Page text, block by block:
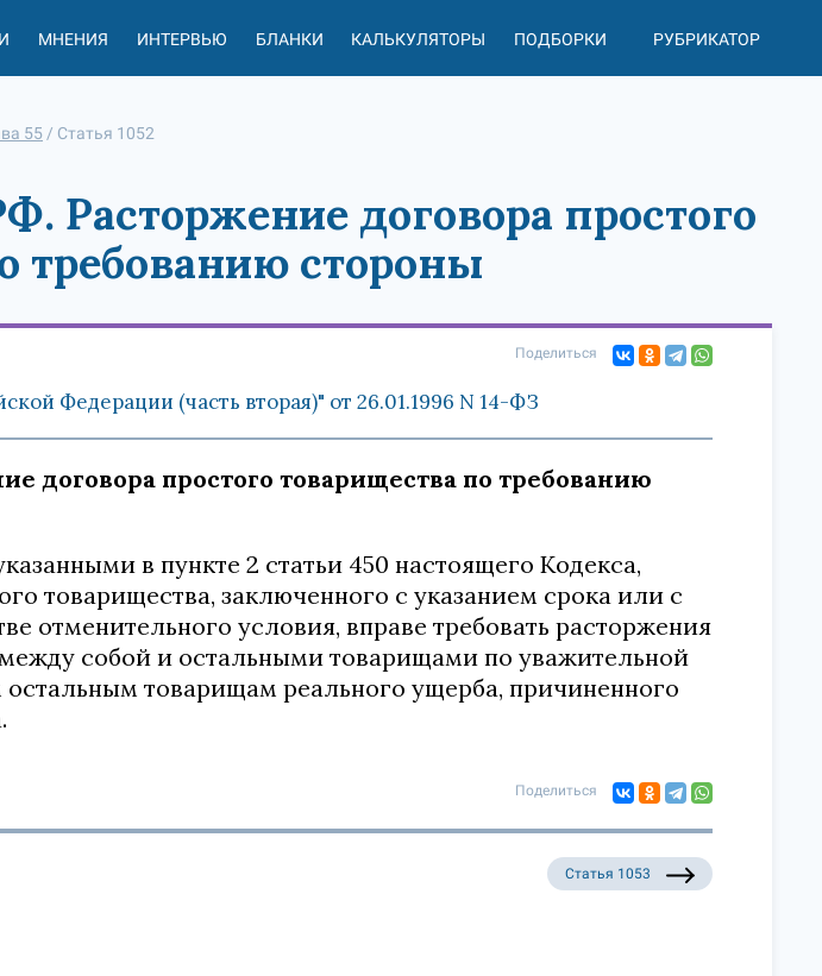
МНЕНИЯ ИНТЕРВЬЮ БЛАНКИ КАЛЬКУЛЯТОРЫ ПОДБОРКИ РУБРИКАТОР
55 / Статья 1052
Расторжение договора простого
требованию стороны
Поделиться
Федерации (часть вторая)" от 26.01.1996 N 14-ФЗ
договора простого товарищества по требованию
в пункте 2 статьи 450 настоящего Кодекса,
товарищества, заключенного с указанием срока или с
отменительного условия, вправе требовать расторжения
собой и остальными товарищами по уважительной
товарищам реального ущерба, причиненного
Поделиться
Статья 1053